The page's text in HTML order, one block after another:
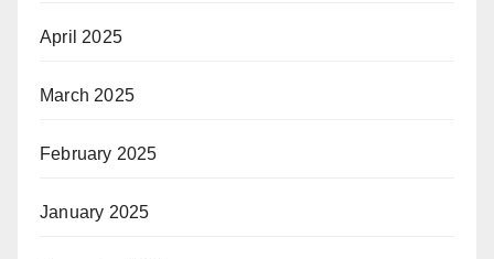
April 2025
March 2025
February 2025
January 2025